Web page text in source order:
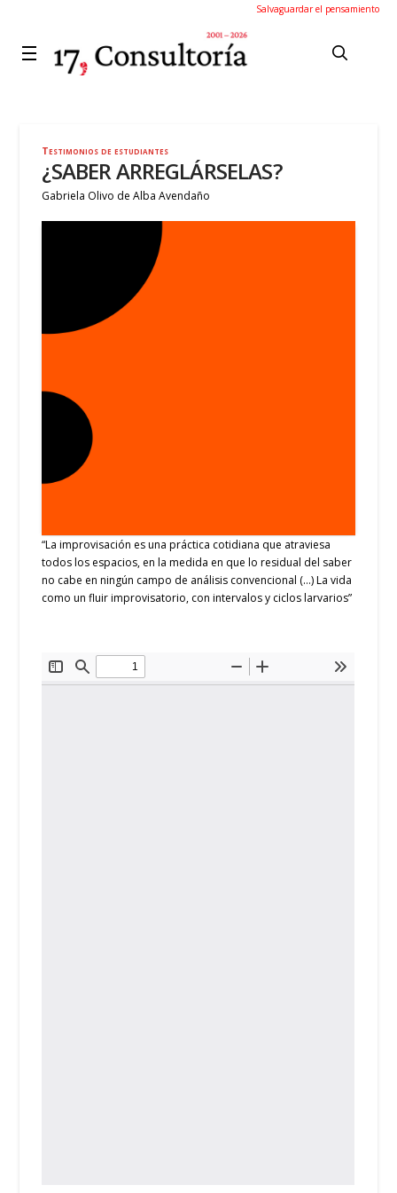
Salvaguardar el pensamiento
Testimonios de estudiantes
¿SABER ARREGLÁRSELAS?
Gabriela Olivo de Alba Avendaño
“La improvisación es una práctica cotidiana que atraviesa
todos los espacios, en la medida en que lo residual del saber
no cabe en ningún campo de análisis convencional (…) La vida
como un fluir improvisatorio, con intervalos y ciclos larvarios”